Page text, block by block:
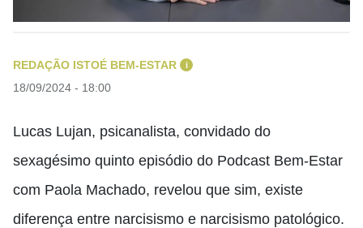
REDAÇÃO ISTOÉ BEM-ESTAR i
18/09/2024 - 18:00
Lucas Lujan, psicanalista, convidado do
sexagésimo quinto episódio do Podcast Bem-Estar
com Paola Machado, revelou que sim, existe
diferença entre narcisismo e narcisismo patológico.